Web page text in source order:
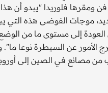
ومقرها فلوريدا "يبدو أن
موجات الفوضى هذه التي
العودة إلى مستوى ما من
الأمور عن السيطرة نوعا
مصانع في الصين إلى أوروبا